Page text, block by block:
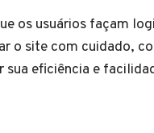
os usuários façam
o site com cuidado,
eficiência e